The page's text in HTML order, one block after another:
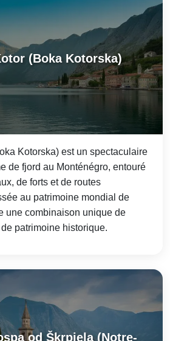
(Boka Kotorska)
Kotorska) est un spectaculaire
de fjord au Monténégro, entouré
de forts et de routes
au patrimoine mondial de
une combinaison unique de
patrimoine historique.
od Škrpjela (Notre-